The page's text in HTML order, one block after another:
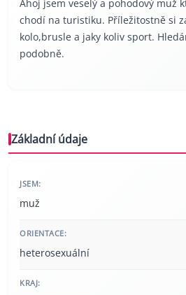
Ahoj jsem veselý a pohodový muž
chodí na turistiku. Příležitostně si
kolo,brusle a jaky koliv sport.
podobně.
Základní údaje
JSEM:
muž
ORIENTACE:
heterosexuální
KRAJ: